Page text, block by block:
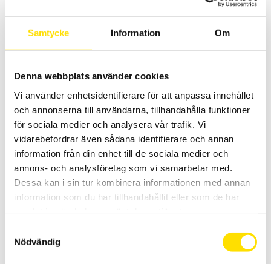
Samtycke Information Om
Denna webbplats använder cookies
Vi använder enhetsidentifierare för att anpassa innehållet
och annonserna till användarna, tillhandahålla funktioner
för sociala medier och analysera vår trafik. Vi
vidarebefordrar även sådana identifierare och annan
information från din enhet till de sociala medier och
annons- och analysföretag som vi samarbetar med.
Dessa kan i sin tur kombinera informationen med annan
information som du har tillhandahållit eller som de har
Nödvändig
3-point Bend Jig från Mecmesin för mätning av böjkrafter upp till 2,5
kN, används med dragprovare.
Self-levelling tryckplatta från Mecmesin
Self-levelling tryckplatta från Mecmesin för jämn mätning och
används med dragprovare eller dynamometer